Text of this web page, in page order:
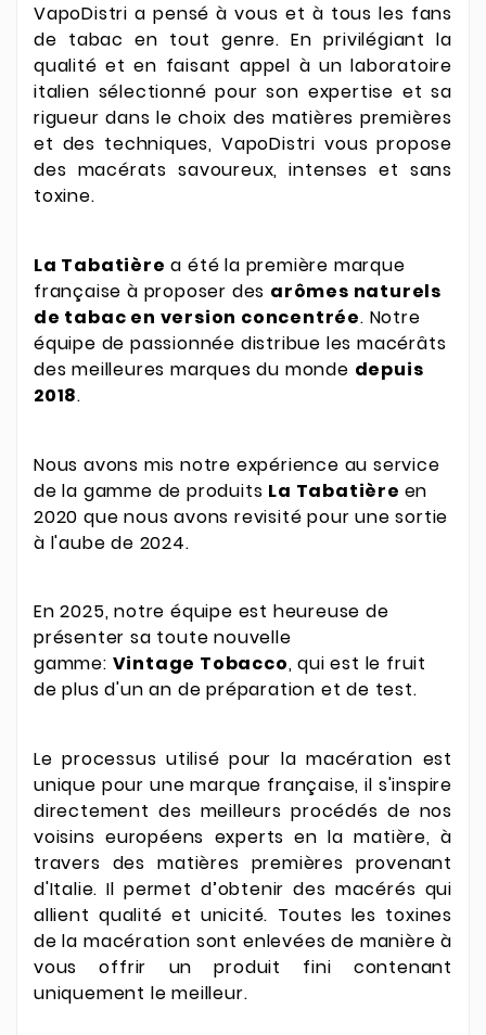
VapoDistri a pensé à vous et à tous les fans
de tabac en tout genre. En privilégiant la
qualité et en faisant appel à un laboratoire
italien sélectionné pour son expertise et sa
rigueur dans le choix des matières premières
et des techniques, VapoDistri vous propose
des macérats savoureux, intenses et sans
toxine.
La Tabatière a été la première marque
française à proposer des arômes naturels
de tabac en version concentrée. Notre
équipe de passionnée distribue les macérâts
des meilleures marques du monde depuis
2018.
Nous avons mis notre expérience au service
de la gamme de produits La Tabatière en
2020 que nous avons revisité pour une sortie
à l'aube de 2024.
En 2025, notre équipe est heureuse de
présenter sa toute nouvelle
gamme: Vintage Tobacco, qui est le fruit
de plus d'un an de préparation et de test.
Le processus utilisé pour la macération est
unique pour une marque française, il s'inspire
directement des meilleurs procédés de nos
voisins européens experts en la matière, à
travers des matières premières provenant
d'Italie. Il permet d’obtenir des macérés qui
allient qualité et unicité. Toutes les toxines
de la macération sont enlevées de manière à
vous offrir un produit fini contenant
uniquement le meilleur.